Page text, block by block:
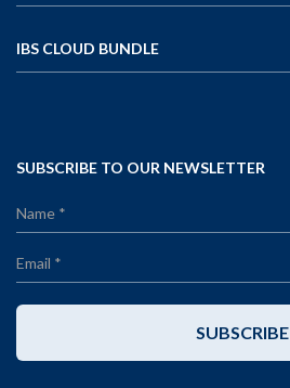
IBS CLOUD BUNDLE
SUBSCRIBE TO OUR NEWSLETTER
SUBSCRIBE